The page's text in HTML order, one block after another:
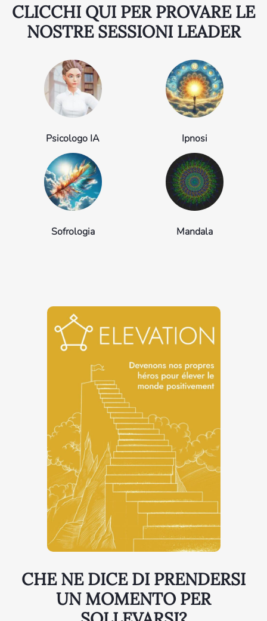
CLICCHI QUI PER PROVARE LE
NOSTRE SESSIONI LEADER
Psicologo IA Ipnosi
Sofrologia Mandala
CHE NE DICE DI PRENDERSI
UN MOMENTO PER